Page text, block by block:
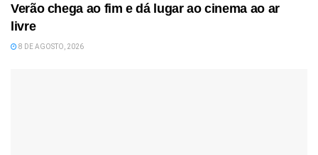
Verão chega ao fim e dá lugar ao cinema ao ar
livre
8 DE AGOSTO, 2026